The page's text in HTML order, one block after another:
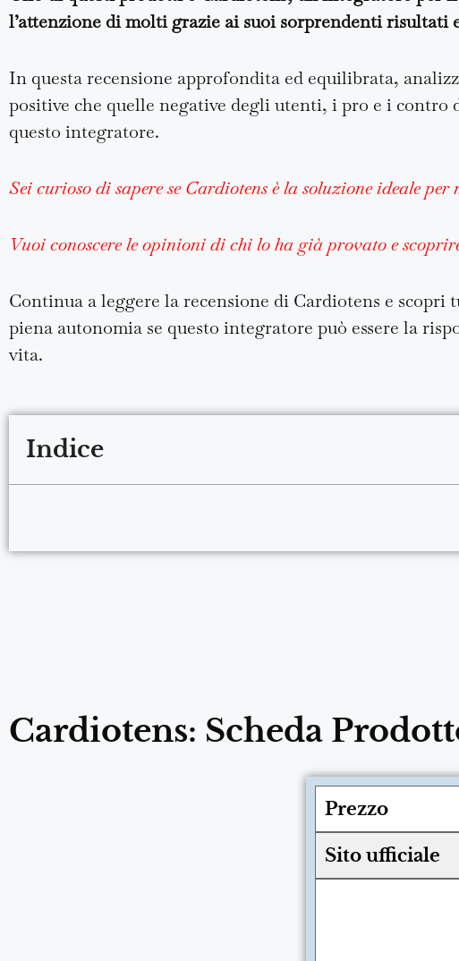
l’attenzione di molti grazie ai suoi sorprendenti risultati
In questa recensione approfondita ed equilibrata,
positive che quelle negative degli utenti, i pro e i
questo integratore.
Sei curioso di sapere se Cardiotens è la soluzione ideale
Vuoi conoscere le opinioni di chi lo ha già provato e
Continua a leggere la recensione di Cardiotens e scopri
piena autonomia se questo integratore può essere la
vita.
Indice
Cardiotens: Scheda
Prezzo
Sito ufficiale